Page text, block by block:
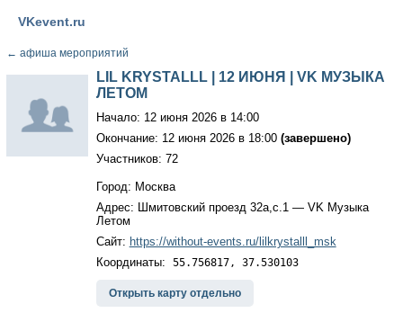
VKevent.ru
← афиша мероприятий
LIL KRYSTALLL | 12 ИЮНЯ | VK МУЗЫКА
ЛЕТОМ
Начало: 12 июня 2026 в 14:00
Окончание: 12 июня 2026 в 18:00 (завершено)
Участников: 72
Город: Москва
Адрес: Шмитовский проезд 32а,с.1 — VK Музыка
Летом
Сайт: https://without-events.ru/lilkrystalll_msk
Координаты: 55.756817, 37.530103
Открыть карту отдельно